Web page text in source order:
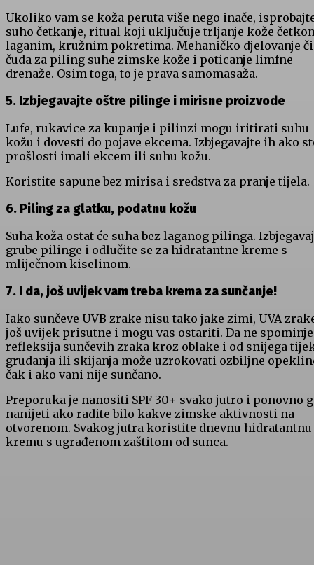
Ukoliko vam se koža peruta više nego inače,
suho četkanje, ritual koji uključuje trljanje kože
laganim, kružnim pokretima. Mehaničko djelovanje
čuda za piling suhe zimske kože i poticanje limfne
drenaže. Osim toga, to je prava samomasaža.
5. Izbjegavajte oštre pilinge i mirisne proizvode
Lufe, rukavice za kupanje i pilinzi mogu iritirati suhu
kožu i dovesti do pojave ekcema. Izbjegavajte ih ako
prošlosti imali ekcem ili suhu kožu.
Koristite sapune bez mirisa i sredstva za pranje tijela.
6. Piling za glatku, podatnu kožu
Suha koža ostat će suha bez laganog pilinga.
grube pilinge i odlučite se za hidratantne kreme s
mliječnom kiselinom.
7. I da, još uvijek vam treba krema za sunčanje!
Iako sunčeve UVB zrake nisu tako jake zimi, UVA
još uvijek prisutne i mogu vas ostariti. Da ne
refleksija sunčevih zraka kroz oblake i od snijega
grudanja ili skijanja može uzrokovati ozbiljne
čak i ako vani nije sunčano.
Preporuka je nanositi SPF 30+ svako jutro i ponovno
nanijeti ako radite bilo kakve zimske aktivnosti na
otvorenom. Svakog jutra koristite dnevnu hidratantnu
kremu s ugrađenom zaštitom od sunca.